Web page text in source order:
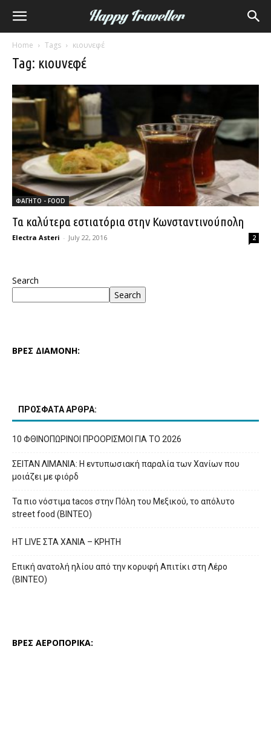
Home Tags κιουνεφέ
Tag: κιουνεφέ
ΦΑΓΗΤΟ - FOOD
Τα καλύτερα εστιατόρια στην Κωνσταντινούπολη
Electra Asteri - July 22, 2016 2
Search
Search
ΒΡΕΣ ΔΙΑΜΟΝΗ:
ΠΡΟΣΦΑΤΑ ΑΡΘΡΑ:
10 ΦΘΙΝΟΠΩΡΙΝΟΙ ΠΡΟΟΡΙΣΜΟΙ ΓΙΑ ΤΟ 2026
ΣΕΙΤΑΝ ΛΙΜΑΝΙΑ: Η εντυπωσιακή παραλία των Χανίων που
μοιάζει με φιόρδ
Τα πιο νόστιμα tacos στην Πόλη του Μεξικού, το απόλυτο
street food (ΒΙΝΤΕΟ)
HT LIVE ΣΤΑ ΧΑΝΙΑ – ΚΡΗΤΗ
Επική ανατολή ηλίου από την κορυφή Απιτίκι στη Λέρο
(ΒΙΝΤΕΟ)
ΒΡΕΣ ΑΕΡΟΠΟΡΙΚΑ: